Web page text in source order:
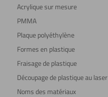
Acrylique sur mesure
PMMA
Plaque polyéthylène
Formes en plastique
Fraisage de plastique
Découpage de plastique au laser
Noms des matériaux